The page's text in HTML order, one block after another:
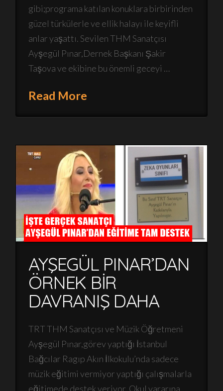
gibi;programa katılan konuklara birbirinden
güzel türkülerle ve ellik halayı ile keyifli
anlar yaşattı. Sevilen THM Sanatçısı
Ayşegül Pınar,Dernek Başkanı Şakir
Taşova ve ekibine bu önemli geceyi …
Read More
AYŞEGÜL PINAR’DAN
ÖRNEK BİR
DAVRANIŞ DAHA
TRT THM Sanatçısı ve Müzik Öğretmeni
Ayşegül Pınar,görev yaptığı İstanbul
Bağcılar Ragıp Akın İlkokulu’nda sadece
müzik eğitimi vermiyor yaptığı çalışmalarla
eğitimede destek veriyor. Okul yararına